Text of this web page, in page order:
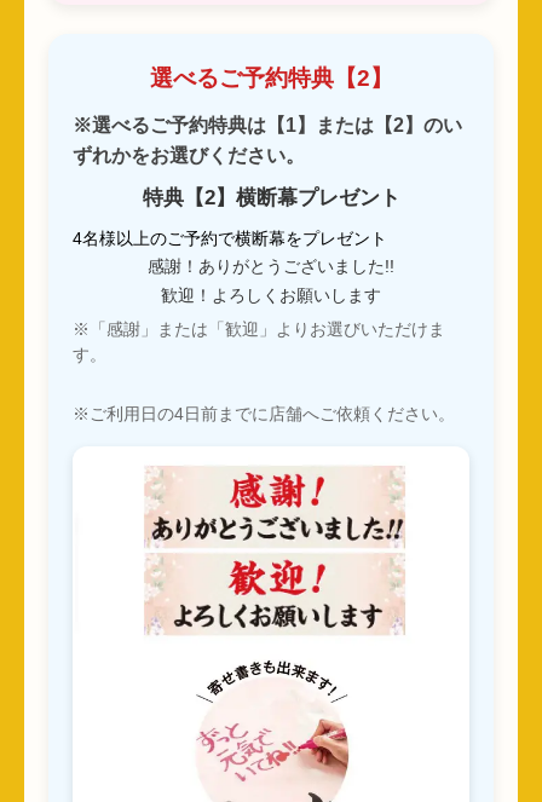
選べるご予約特典【2】
※選べるご予約特典は【1】または【2】のい
ずれかをお選びください。
特典【2】横断幕プレゼント
4名様以上のご予約で横断幕をプレゼント
感謝！ありがとうございました!!
歓迎！よろしくお願いします
※「感謝」または「歓迎」よりお選びいただけま
す。
※ご利用日の4日前までに店舗へご依頼ください。